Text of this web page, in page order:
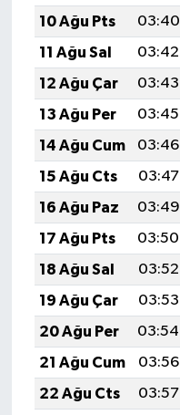
10 Ağu Pts
03:40
11 Ağu Sal
03:42
12 Ağu Çar
03:43
13 Ağu Per
03:45
14 Ağu Cum
03:46
15 Ağu Cts
03:47
16 Ağu Paz
03:49
17 Ağu Pts
03:50
18 Ağu Sal
03:52
19 Ağu Çar
03:53
20 Ağu Per
03:54
21 Ağu Cum
03:56
22 Ağu Cts
03:57